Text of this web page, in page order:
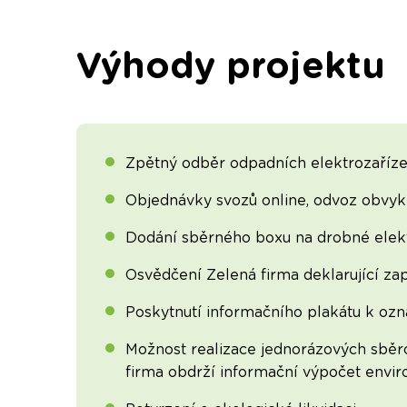
Výhody projektu
Zpětný odběr odpadních
Objednávky svozů online, odvoz
Dodání sběrného boxu na drobné
Osvědčení Zelená firma deklarující
Poskytnutí informačního plakátu k
Možnost realizace jednorázových
firma obdrží informační výpočet